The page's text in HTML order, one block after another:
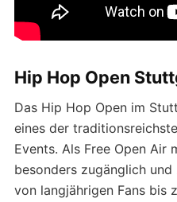
Hip Hop Open
Das Hip Hop Open im
eines der
Events. Als Free Open
besonders zugänglich
von langjährigen Fans bis